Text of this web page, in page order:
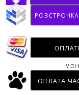
ОПЛАТА